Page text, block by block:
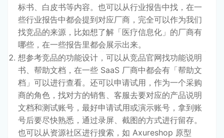
标书、白皮书等内容。也可以从行业报告中找，在一
些行业报告中都会提到对应厂商，完全可以作为我们
找竞品的来源，比如想了解「医疗信息化」的厂商有
哪些，在一些报告里都会展示出来。
想参考竞品的功能设计，可以从竞品官网找功能说明
书、帮助文档，在一些 SaaS 厂商中都会有「帮助文
档」可以进行查看。还可以申请试用，作为一个采购
商的角色，找对方的销售、客服去要对应的产品说明
文档和测试账号，最好申请试用或演示账号，拿到账
号后要尽快熟悉，通过录屏、截图的方式进行留存。
也可以从资源社区进行搜索，如 Axureshop 原型